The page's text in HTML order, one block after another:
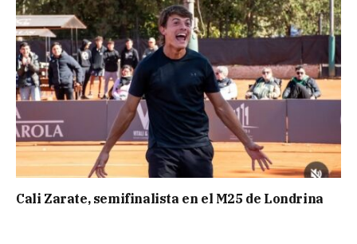
Cali Zarate, semifinalista en el M25 de Londrina